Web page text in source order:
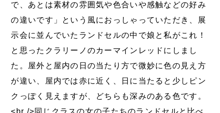
で、あとは素材の雰囲気や色合いや感触などの好み
の違いです」という風におっしゃっていただき、展
示会に並んでいたランドセルの中で娘と私がこれ！
と思ったクラリーノのカーマインレッドにしまし
た。屋外と屋内の日の当たり方で微妙に色の見え方
が違い、屋内では赤に近く、日に当たると少しピン
クっぽく見えますが、どちらも深みのある色です。